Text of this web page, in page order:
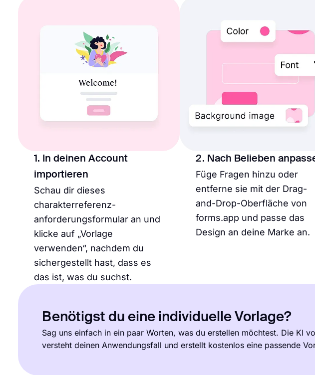
1. In deinen Account
importieren
Schau dir dieses
charakterreferenz-
anforderungsformular an und
klicke auf „Vorlage
verwenden“, nachdem du
sichergestellt hast, dass es
das ist, was du suchst.
2. Nach Belieben
Füge Fragen hinzu oder
entferne sie mit der Drag-
and-Drop-Oberfläche von
forms.app und passe das
Design an deine Marke an.
Benötigst du eine individuelle Vorlage?
Sag uns einfach in ein paar Worten, was du erstellen möchtest. Die KI
versteht deinen Anwendungsfall und erstellt kostenlos eine passende